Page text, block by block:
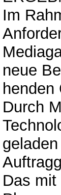
Im
neue
Durch
Das mit